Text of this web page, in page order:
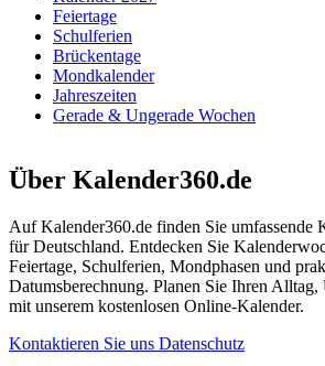
Feiertage
Schulferien
Brückentage
Mondkalender
Jahreszeiten
Gerade & Ungerade Wochen
Über Kalender360.de
Auf Kalender360.de finden Sie umfassende
für Deutschland. Entdecken Sie
Feiertage, Schulferien, Mondphasen und
Datumsberechnung. Planen Sie Ihren
mit unserem kostenlosen Online-Kalender.
Kontaktieren Sie uns Datenschutz